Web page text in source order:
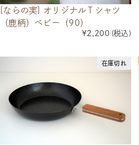
[ならの実] オリジナルＴシャツ
（鹿柄）ベビー（90）
¥2,200 (税込)
在庫切れ